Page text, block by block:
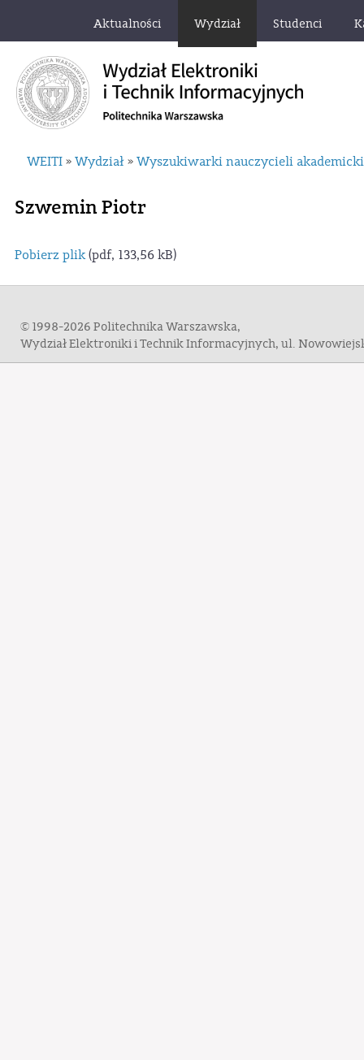
Aktualności Wydział Studenci
WEITI » Wydział » Wyszukiwarki nauczycieli
Szwemin Piotr
Pobierz plik(pdf, 133,56 kB)
© 1998-2026 Politechnika Warszawska,
Wydział Elektroniki i Technik Informacyjnych, ul.